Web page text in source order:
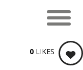
0 LIKES